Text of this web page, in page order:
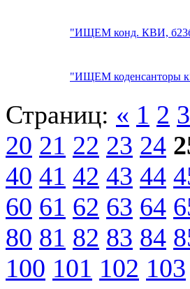
"ИЩЕМ конд. КВИ, б23б-
"ИЩЕМ коденсанторы
Страниц: « 1 2 3
20 21 22 23 24
40 41 42 43 44
60 61 62 63 64
80 81 82 83 84
100 101 102 103